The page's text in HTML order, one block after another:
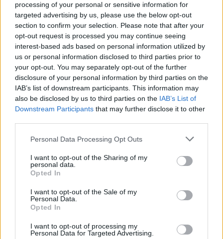
processing of your personal or sensitive information for
targeted advertising by us, please use the below opt-out
section to confirm your selection. Please note that after your
opt-out request is processed you may continue seeing
interest-based ads based on personal information utilized by
us or personal information disclosed to third parties prior to
your opt-out. You may separately opt-out of the further
disclosure of your personal information by third parties on the
IAB’s list of downstream participants. This information may
also be disclosed by us to third parties on the IAB’s List of
Downstream Participants that may further disclose it to other
Please note that this website/app uses one or more Google
not limited to your visit or usage behaviour. You may click to
grant or deny consent to Google and its third-party tags to
use your data for below specified purposes in below Google
consent section.
Personal Data Processing Opt Outs
I want to opt-out of the Sharing of my
personal data.
Opted In
I want to opt-out of the Sale of my
Personal Data.
Opted In
I want to opt-out of processing my
Personal Data for Targeted Advertising.
Ver esta publicación en Instagram